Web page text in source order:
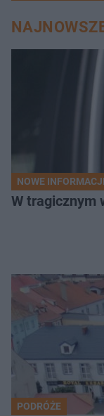
NOWE
W tragicznym
PODRÓŻE